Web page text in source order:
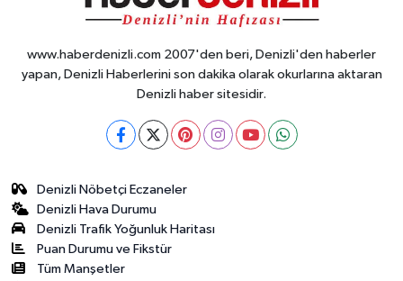
www.haberdenizli.com 2007'den beri, Denizli'den haberler
yapan, Denizli Haberlerini son dakika olarak okurlarına aktaran
Denizli haber sitesidir.
Denizli Nöbetçi Eczaneler
Denizli Hava Durumu
Denizli Trafik Yoğunluk Haritası
Puan Durumu ve Fikstür
Tüm Manşetler